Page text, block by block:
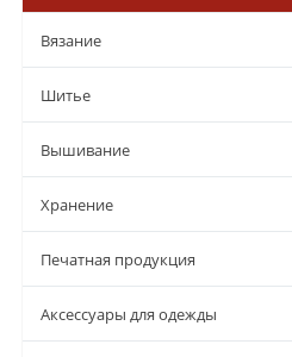
Вязание
Шитье
Вышивание
Хранение
Печатная продукция
Аксессуары для одежды